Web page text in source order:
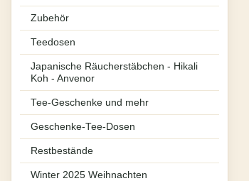
Zubehör
Teedosen
Japanische Räucherstäbchen - Hikali
Koh - Anvenor
Tee-Geschenke und mehr
Geschenke-Tee-Dosen
Restbestände
Winter 2025 Weihnachten